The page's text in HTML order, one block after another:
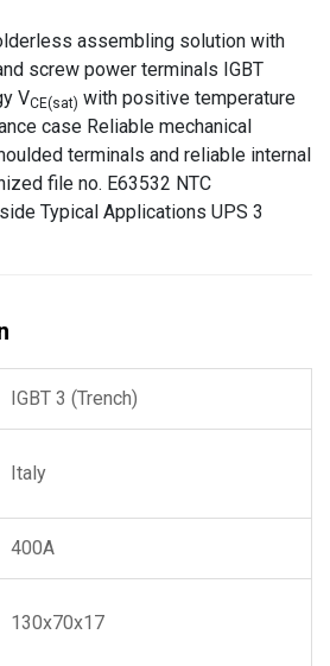
assembling solution with
screw power terminals IGBT
VCE(sat) with positive temperature
case Reliable mechanical
terminals and reliable internal
file no. E63532 NTC
Typical Applications UPS 3
IGBT 3 (Trench)
Italy
400A
130x70x17